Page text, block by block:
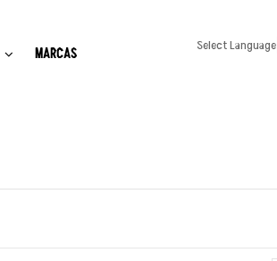
Select Language
MARCAS